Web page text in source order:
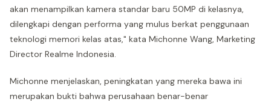
akan menampilkan kamera standar baru 50MP di kelasnya,
dilengkapi dengan performa yang mulus berkat penggunaan
teknologi memori kelas atas," kata Michonne Wang, Marketing
Director Realme Indonesia.
Michonne menjelaskan, peningkatan yang mereka bawa ini
merupakan bukti bahwa perusahaan benar-benar